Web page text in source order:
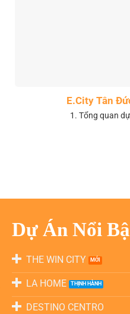
E.City Tân
1. Tổng quan
Dự Án Nổi
THE WIN CITY
LA HOME
DESTINO CENTRO